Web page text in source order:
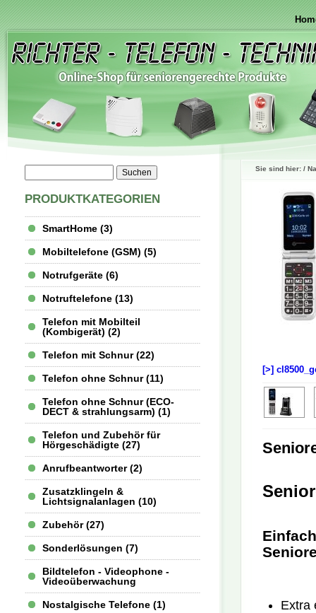
PRODUKTKATEGORIEN
SmartHome (3)
Mobiltelefone (GSM) (5)
Notrufgeräte (6)
Notruftelefone (13)
Telefon mit Mobilteil
(Kombigerät) (2)
Telefon mit Schnur (22)
Telefon ohne Schnur (11)
Telefon ohne Schnur (ECO-
DECT & strahlungsarm) (1)
Telefon und Zubehör für
Hörgeschädigte (27)
Anrufbeantworter (2)
Zusatzklingeln &
Lichtsignalanlagen (10)
Zubehör (27)
Sonderlösungen (7)
Bildtelefon - Videophone -
Videoüberwachung
Nostalgische Telefone (1)
Sie sind hier: /
[>]
Extra